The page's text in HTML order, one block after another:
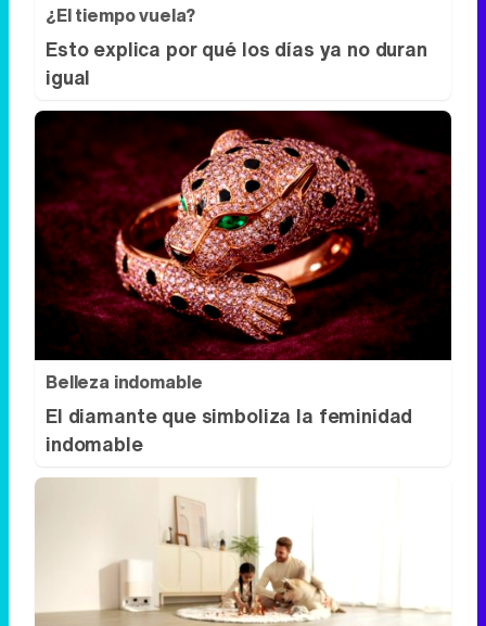
¿El tiempo vuela?
Esto explica por qué los días ya no duran
igual
Belleza indomable
El diamante que simboliza la feminidad
indomable